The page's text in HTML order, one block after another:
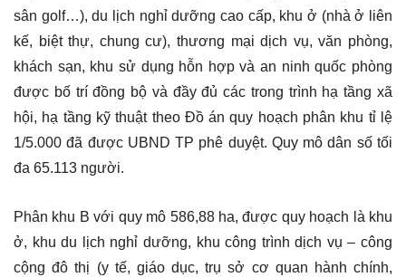
sân golf…), du lịch nghỉ dưỡng cao cấp, khu ở (nhà ở liên
kế, biệt thự, chung cư), thương mại dịch vụ, văn phòng,
khách sạn, khu sử dụng hỗn hợp và an ninh quốc phòng
được bố trí đồng bộ và đầy đủ các trong trình hạ tầng xã
hội, hạ tầng kỹ thuật theo Đồ án quy hoạch phân khu tỉ lệ
1/5.000 đã được UBND TP phê duyệt. Quy mô dân số tối
đa 65.113 người.
Phân khu B với quy mô 586,88 ha, được quy hoạch là khu
ở, khu du lịch nghỉ dưỡng, khu công trình dịch vụ – công
cộng đô thị (y tế, giáo dục, trụ sở cơ quan hành chính,